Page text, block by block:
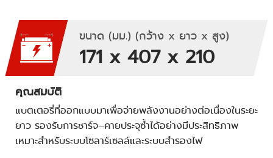
ขนาด (มม.) (กว้าง x ยาว x สูง)
171 x 407 x 210
คุณสมบัติ
แบตเตอรี่ที่ออกแบบมาเพื่อจ่ายพลังงานอย่างต่อเนื่องในระยะ
ยาว รองรับการชาร์จ–คายประจุซ้ำได้อย่างมีประสิทธิภาพ
เหมาะสำหรับระบบโซลาร์เซลล์และระบบสำรองไฟ